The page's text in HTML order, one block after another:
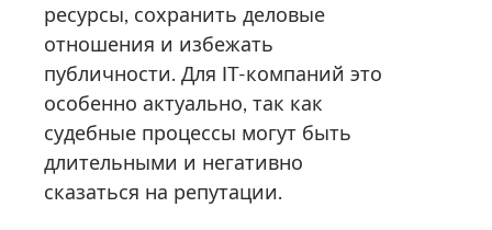
ресурсы, сохранить деловые
отношения и избежать
публичности. Для IT-компаний это
особенно актуально, так как
судебные процессы могут быть
длительными и негативно
сказаться на репутации.